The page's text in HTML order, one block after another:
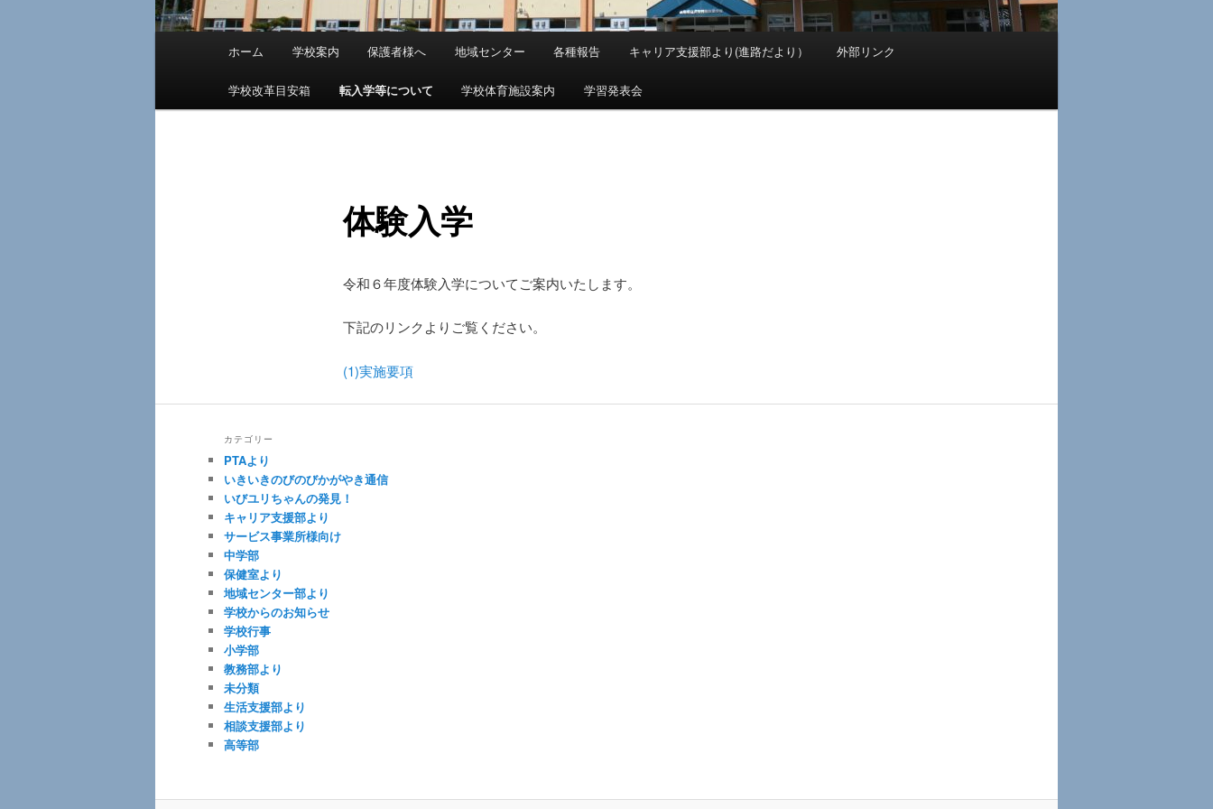
メ
メ
イ
へ
移
動
ホーム 学校案内 保護者様へ 地域センター 各種報告 キャリア支援部より(進路だより） 外部リンク
学校改革目安箱 転入学等について 学校体育施設案内 学習発表会
体験入学
令和６年度体験入学についてご案内いたします。
下記のリンクよりご覧ください。
(1)実施要項
カテゴリー
PTAより
いきいきのびのびかがやき通信
いびユリちゃんの発見！
キャリア支援部より
サービス事業所様向け
中学部
保健室より
地域センター部より
学校からのお知らせ
学校行事
小学部
教務部より
未分類
生活支援部より
相談支援部より
高等部